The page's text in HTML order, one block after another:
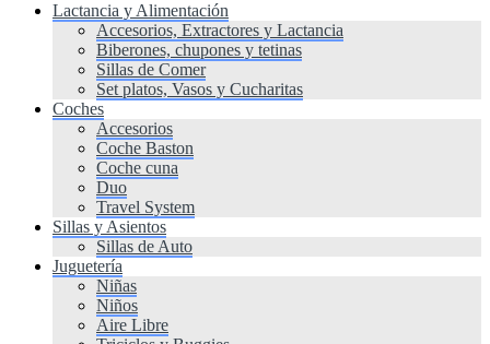
Lactancia y Alimentación
Accesorios, Extractores y Lactancia
Biberones, chupones y tetinas
Sillas de Comer
Set platos, Vasos y Cucharitas
Coches
Accesorios
Coche Baston
Coche cuna
Duo
Travel System
Sillas y Asientos
Sillas de Auto
Juguetería
Niñas
Niños
Aire Libre